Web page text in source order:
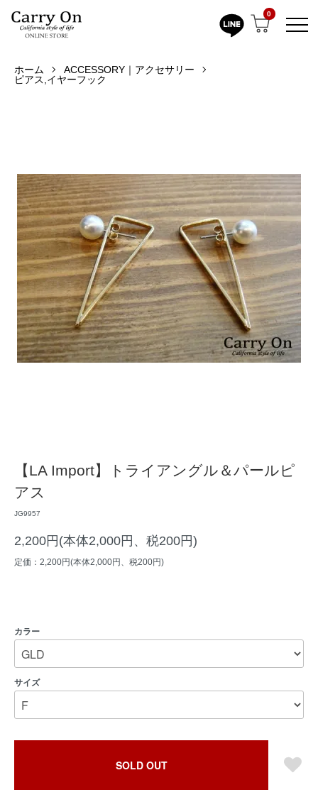
0
ホーム
ACCESSORY｜アクセサリー
ピアス,イヤーフック
【LA Import】トライアングル＆パールピ
アス
JG9957
2,200円(本体2,000円、税200円)
定価：2,200円(本体2,000円、税200円)
カラー
サイズ
SOLD OUT